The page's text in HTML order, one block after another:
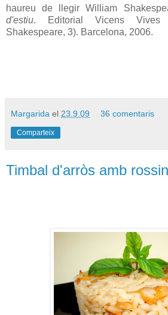
haureu de llegir William
d'estiu. Editorial Vicens Vives
Shakespeare, 3). Barcelona, 2006.
Margarida el 23.9.09 36 comentaris
Comparteix
Timbal d'arròs amb